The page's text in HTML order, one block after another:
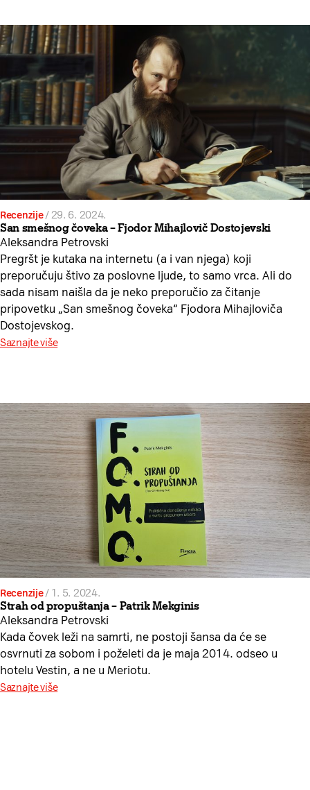
Recenzije/29. 6. 2024.
San smešnog čoveka – Fjodor Mihajlovič Dostojevski
Aleksandra Petrovski
Pregršt je kutaka na internetu (a i van njega) koji
preporučuju štivo za poslovne ljude, to samo vrca. Ali do
sada nisam naišla da je neko preporučio za čitanje
pripovetku „San smešnog čoveka“ Fjodora Mihajloviča
Dostojevskog.
Saznajte više
Recenzije/ 1. 5. 2024.
Strah od propuštanja – Patrik Mekginis
Aleksandra Petrovski
Kada čovek leži na samrti, ne postoji šansa da će se
osvrnuti za sobom i poželeti da je maja 2014. odseo u
hotelu Vestin, a ne u Meriotu.
Saznajte više